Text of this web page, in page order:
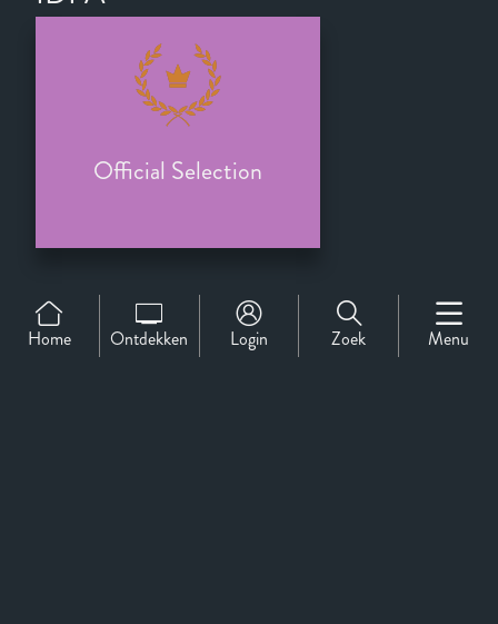
Official Selection
Home Ontdekken Login Zoek Menu